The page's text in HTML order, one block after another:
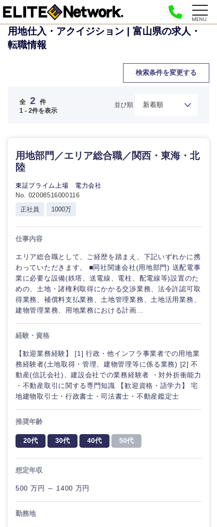
MENU
用地仕入・アクイジション | 富山県の求人・
転職情報
検索条件を変更する
経営企
経営ボー
ド
SCM
人事
マーケテ
ィング
営業
サービス
クリエイ
ティブ
コンサル
（IT）、
作、ゲー
事業管理
新規事業企画・立上げ
M&A・事業投資
経営企画
その他企画業務
経営企画・事業企画
管理
SCM
人事
マーケティング
営業
サービス
クリエイティブ
コンサルタント
専門職
技術職（IT）、Webサービス・制作、ゲーム
技術職（モノづくり）
金融専門職
商社・卸
エネルギー・資源・環境
素材・化学・金属
食品・化粧品・アパレル・消費財
メディカル・ヘルスケア・ライフサイエンス
金融
建設・不動産
倉庫・運輸・物流
小売・通販・外食
北海道・東北地方
北海道
秋田県
宮城県
福島県
関東地方
茨城県 栃木県
群馬県 埼玉県
千葉県
神奈川県
推奨年齢
40代 50代
フリーワード
こだわり条件を入力ください
急募
上場企業
スタートアップ企
業
外資系企業 英語を活かす
年間休日120日以
上
完全週休2日制
全 2 件
1 - 2件を表示
並び順
用地部門／エリア総合職／関西・東海・北
陸
東証プライム上場 電力会社
No. 02008516000116
正社員
1000万
仕事内容
エリア総合職として、ご経歴を踏まえ、下記いずれかに携
わっていただきます。 ■同社関連会社(用地部門) 送配電事
業に必要な設備(鉄塔、送電線、電柱、配電線等)設置のた
めの、土地・諸権利取得にかかる交渉業務、法令許認可取
得業務、補償料支払業務、土地管理業務、土地活用業務、
建物管理業務、用地業務における計画...
経験・資格
【歓迎業務経験】 [1] 行政・他インフラ事業者での用地業
務経験者(土地取得・管理、建物管理等に係る業務) [2] 不
動産(信託会社)、建設会社での業務経験者 ・対外折衝能力
・不動産取引に関する専門知識 【歓迎資格・語学力】 宅
地建物取引士・行政書士・司法書士・不動産鑑定士
推奨年齢
20代 30代 40代 50代
想定年収
500 万円 ～ 1400 万円
勤務地